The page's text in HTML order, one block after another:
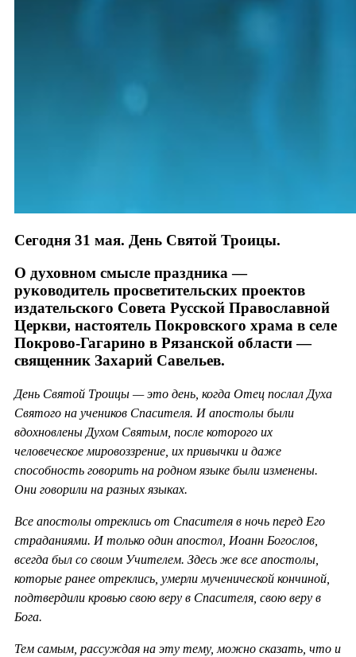
Сегодня 31 мая. День Святой Троицы.
О духовном смысле праздника —
руководитель просветительских проектов
издательского Совета Русской Православной
Церкви, настоятель Покровского храма в селе
Покрово-Гагарино в Рязанской области —
священник Захарий Савельев.
День Святой Троицы — это день, когда Отец послал Духа
Святого на учеников Спасителя. И апостолы были
вдохновлены Духом Святым, после которого их
человеческое мировоззрение, их привычки и даже
способность говорить на родном языке были изменены.
Они говорили на разных языках.
Все апостолы отреклись от Спасителя в ночь перед Его
страданиями. И только один апостол, Иоанн Богослов,
всегда был со своим Учителем. Здесь же все апостолы,
которые ранее отреклись, умерли мученической кончиной,
подтвердили кровью свою веру в Спасителя, свою веру в
Бога.
Тем самым, рассуждая на эту тему, можно сказать, что и